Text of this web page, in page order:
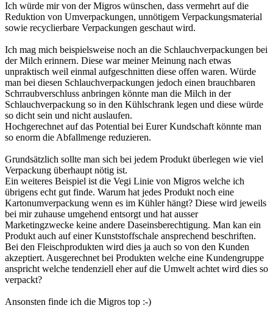
Ich würde mir von der Migros wünschen, dass vermehrt auf die
Reduktion von Umverpackungen, unnötigem Verpackungsmaterial
sowie recyclierbare Verpackungen geschaut wird.
Ich mag mich beispielsweise noch an die Schlauchverpackungen bei
der Milch erinnern. Diese war meiner Meinung nach etwas
unpraktisch weil einmal aufgeschnitten diese offen waren. Würde
man bei diesen Schlauchverpackungen jedoch einen brauchbaren
Schrraubverschluss anbringen könnte man die Milch in der
Schlauchverpackung so in den Kühlschrank legen und diese würde
so dicht sein und nicht auslaufen.
Hochgerechnet auf das Potential bei Eurer Kundschaft könnte man
so enorm die Abfallmenge reduzieren.
Grundsätzlich sollte man sich bei jedem Produkt überlegen wie viel
Verpackung überhaupt nötig ist.
Ein weiteres Beispiel ist die Vegi Linie von Migros welche ich
übrigens echt gut finde. Warum hat jedes Produkt noch eine
Kartonumverpackung wenn es im Kühler hängt? Diese wird jeweils
bei mir zuhause umgehend entsorgt und hat ausser
Marketingzwecke keine andere Daseinsberechtigung. Man kan ein
Produkt auch auf einer Kunststoffschale ansprechend beschriften.
Bei den Fleischprodukten wird dies ja auch so von den Kunden
akzeptiert. Ausgerechnet bei Produkten welche eine Kundengruppe
anspricht welche tendenziell eher auf die Umwelt achtet wird dies so
verpackt?
Ansonsten finde ich die Migros top :-)